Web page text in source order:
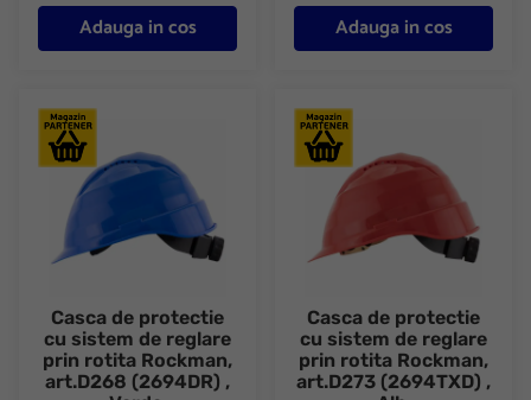
Adauga in cos Adauga in cos
Casca de protectie cu sistem de reglare prin rotita Rockman,
Casca de protectie
cu sistem de reglare
prin rotita Rockman,
art.D268 (2694DR) ,
Casca de protectie cu sistem
Casca de protectie
cu sistem de reglare
prin rotita Rockman,
art.D273 (2694TXD) ,